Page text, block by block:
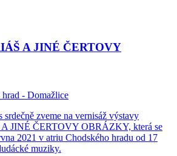
A JINÉ ČERTOVY
- Domažlice
srdečně zveme na vernisáž výstavy
JINÉ ČERTOVY OBRÁZKY, která se
2021 v atriu Chodského hradu od 17
muziky.